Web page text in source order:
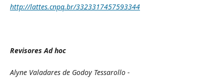
http://lattes.cnpq.br/3323317457593344
Revisores Ad hoc
Alyne Valadares de Godoy Tessarollo -